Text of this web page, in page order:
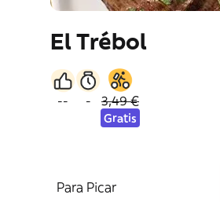
El Trébol
-- - 3,49 €
Gratis
Para Picar